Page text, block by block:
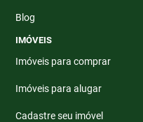
Blog
IMÓVEIS
Imóveis para comprar
Imóveis para alugar
Cadastre seu imóvel